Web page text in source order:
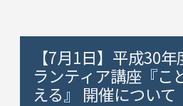
【7月1日】平成30
ランティア講座『こ
える』 開催について